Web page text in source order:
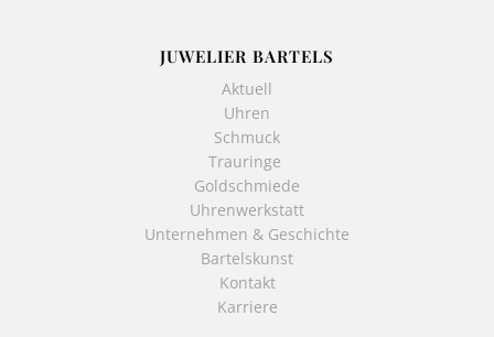
JUWELIER BARTELS
Aktuell
Uhren
Schmuck
Trauringe
Goldschmiede
Uhrenwerkstatt
Unternehmen & Geschichte
Bartelskunst
Kontakt
Karriere